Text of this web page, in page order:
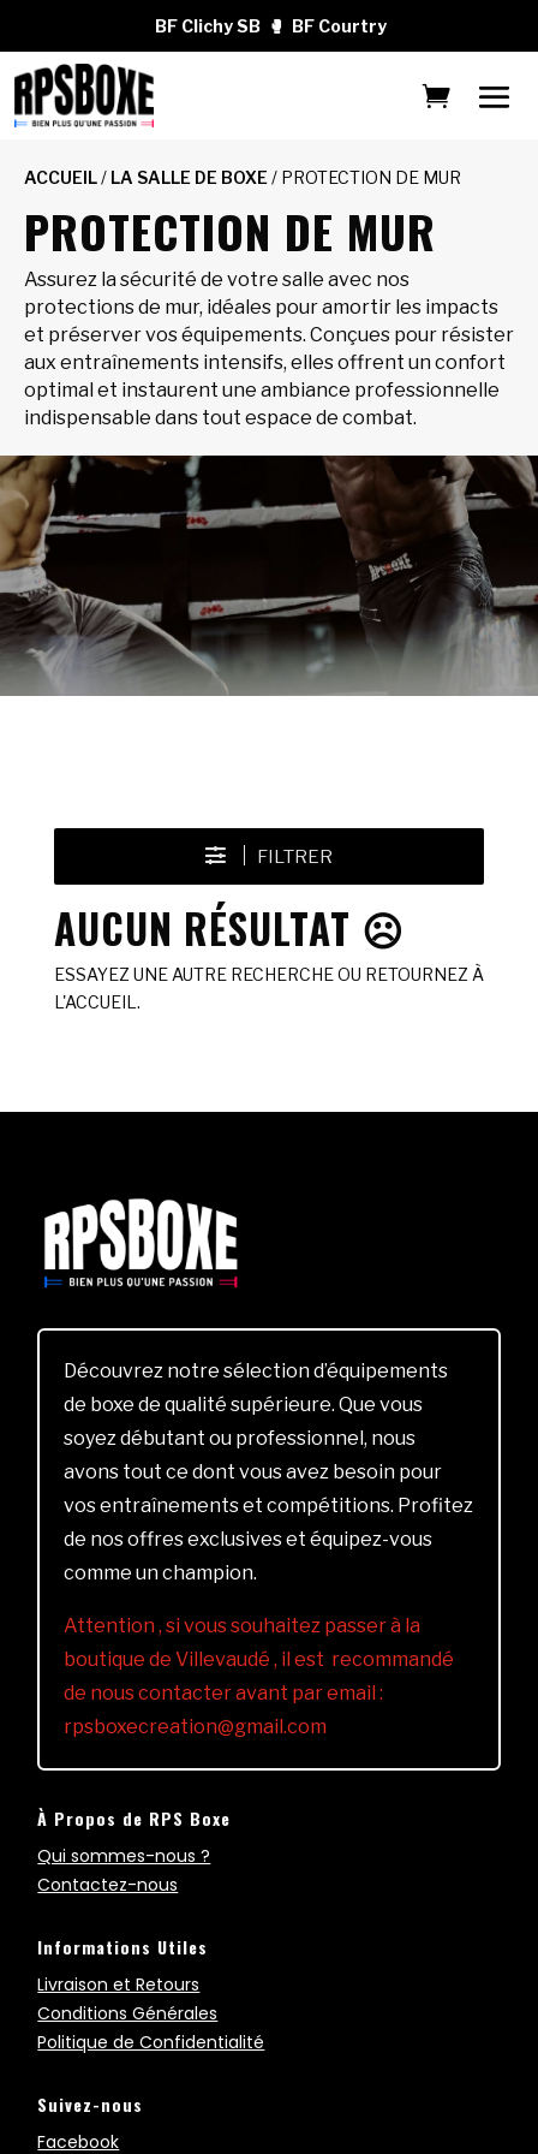
BF Clichy SB 🥊 BF Courtry
ACCUEIL/ LA SALLE DE BOXE / PROTECTION DE MUR
PROTECTION DE MUR
Assurez la sécurité de votre salle avec nos
protections de mur, idéales pour amortir les impacts
et préserver vos équipements. Conçues pour résister
aux entraînements intensifs, elles offrent un confort
optimal et instaurent une ambiance professionnelle
indispensable dans tout espace de combat.
FILTRER
AUCUN RÉSULTAT ☹️
ESSAYEZ UNE AUTRE RECHERCHE OU RETOURNEZ À
L'ACCUEIL.
Découvrez notre sélection d’équipements
de boxe de qualité supérieure. Que vous
soyez débutant ou professionnel, nous
avons tout ce dont vous avez besoin pour
vos entraînements et compétitions. Profitez
de nos offres exclusives et équipez-vous
comme un champion.
Attention , si vous souhaitez passer à la
boutique de Villevaudé , il est recommandé
de nous contacter avant par email :
rpsboxecreation@gmail.com
À Propos de RPS Boxe
Qui sommes-nous ?
Contactez-nous
Informations Utiles
Livraison et Retours
Conditions Générales
Politique de Confidentialité
Suivez-nous
Facebook